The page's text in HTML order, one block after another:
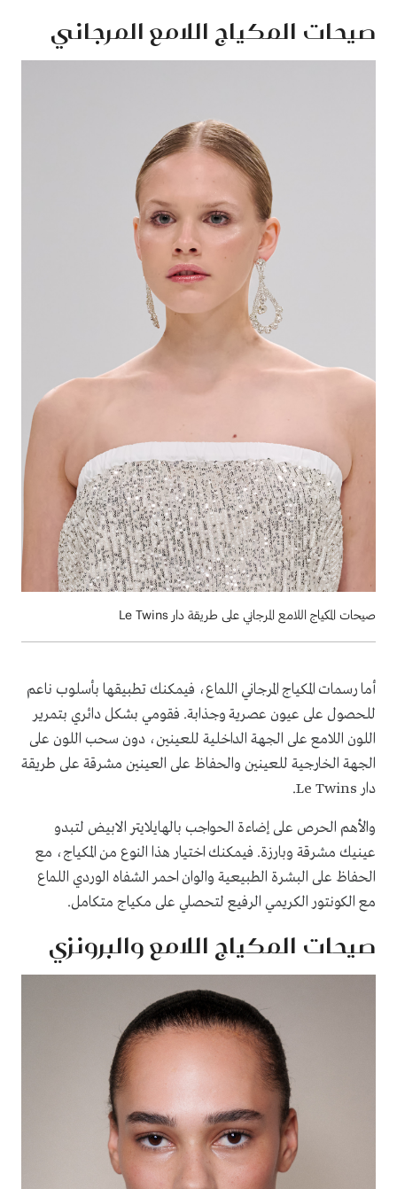
صيحات المكياج اللامع المرجاني
صيحات المكياج اللامع المرجاني على طريقة دار Le Twins
أما رسمات المكياج المرجاني اللماع، فيمكنك تطبيقها بأسلوب ناعم
للحصول على عيون عصرية وجذابة. فقومي بشكل دائري بتمرير
اللون اللامع على الجهة الداخلية للعينين، دون سحب اللون على
الجهة الخارجية للعينين والحفاظ على العينين مشرقة على طريقة
دار Le Twins.
والأهم الحرص على إضاءة الحواجب بالهايلايتر الابيض لتبدو
عينيك مشرقة وبارزة. فيمكنك اختيار هذا النوع من المكياج، مع
الحفاظ على البشرة الطبيعية والوان احمر الشفاه الوردي اللماع
مع الكونتور الكريمي الرفيع لتحصلي على مكياج متكامل.
صيحات المكياج اللامع والبرونزي